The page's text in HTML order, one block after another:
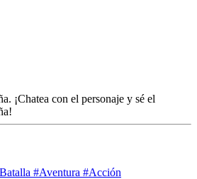
¡Chatea con el personaje y sé el
#Aventura #Acción